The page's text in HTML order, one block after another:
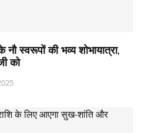
स्वरूपों की भव्य शोभायात्रा,
को